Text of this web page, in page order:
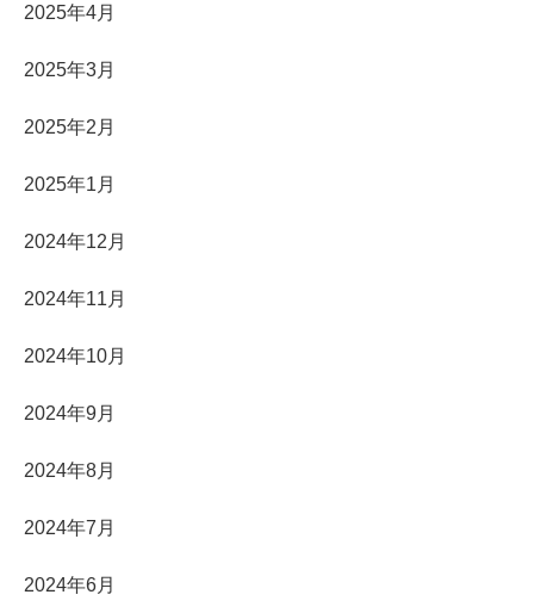
2025年4月
2025年3月
2025年2月
2025年1月
2024年12月
2024年11月
2024年10月
2024年9月
2024年8月
2024年7月
2024年6月